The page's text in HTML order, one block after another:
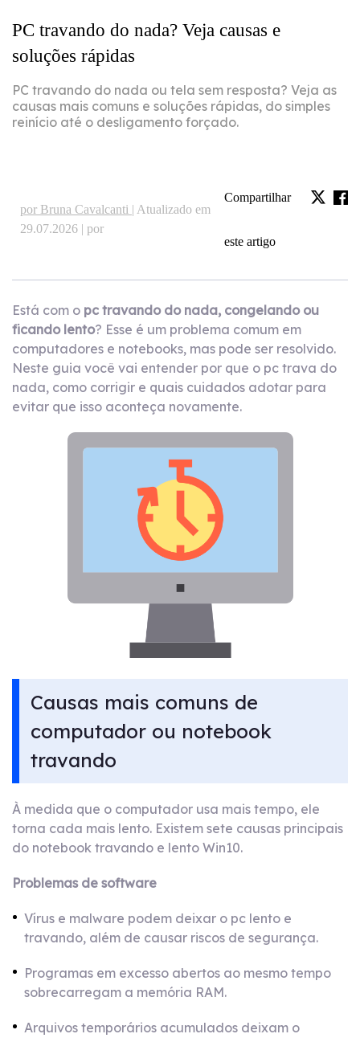
PC travando do nada? Veja causas e
soluções rápidas
PC travando do nada ou tela sem resposta? Veja as
causas mais comuns e soluções rápidas, do simples
reinício até o desligamento forçado.
por Bruna Cavalcanti | Atualizado em
29.07.2026 | por
Compartilhar
este artigo
Está com o pc travando do nada, congelando ou
ficando lento? Esse é um problema comum em
computadores e notebooks, mas pode ser resolvido.
Neste guia você vai entender por que o pc trava do
nada, como corrigir e quais cuidados adotar para
evitar que isso aconteça novamente.
Causas mais comuns de
computador ou notebook
travando
À medida que o computador usa mais tempo, ele
torna cada mais lento. Existem sete causas principais
do notebook travando e lento Win10.
Problemas de software
Vírus e malware podem deixar o pc lento e
travando, além de causar riscos de segurança.
Programas em excesso abertos ao mesmo tempo
sobrecarregam a memória RAM.
Arquivos temporários acumulados deixam o